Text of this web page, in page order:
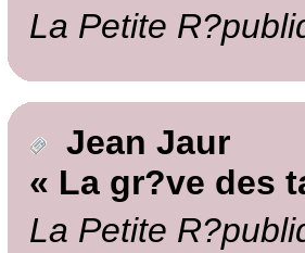
La Petite
Jean Jaur
« La gr?ve des
La Petite